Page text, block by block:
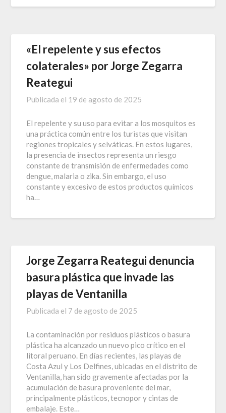
«El repelente y sus efectos
colaterales» por Jorge Zegarra
Reategui
Publicada el 19 de agosto de 2025
El repelente y su uso para evitar a los mosquitos es
una práctica común entre los turistas que visitan
regiones tropicales y selváticas. En estos lugares,
la presencia de insectos representa un riesgo
constante de transmisión de enfermedades como
dengue, malaria o zika. Sin embargo, el uso
constante y excesivo de estos productos químicos
ha…
Jorge Zegarra Reategui denuncia
basura plástica que invade las
playas de Ventanilla
Publicada el 7 de agosto de 2025
La contaminación por residuos plásticos o basura
plástica ha alcanzado un nuevo pico crítico en el
litoral peruano. En días recientes, las playas de
Costa Azul y Los Delfines, ubicadas en el distrito de
Ventanilla, han sido gravemente afectadas por la
acumulación de basura proveniente del mar,
principalmente plásticos, tecnopor y cintas de
embalaje. Este…